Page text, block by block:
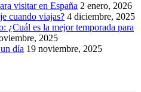
visitar en España 2 enero, 2026
cuando viajas? 4 diciembre, 2025
¿Cuál es la mejor temporada para
2025
día 19 noviembre, 2025